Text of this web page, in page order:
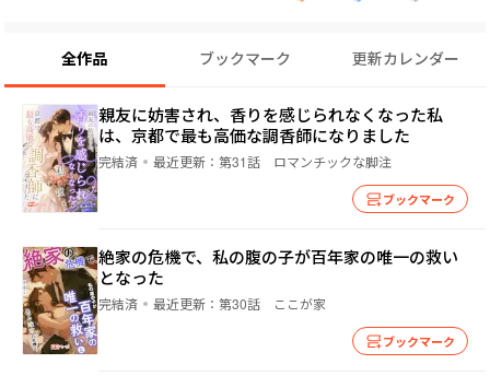
全作品 ブックマーク 更新カレンダー
親友に妨害され、香りを感じられなくなった私
は、京都で最も高価な調香師になりました
完結済 最近更新： 第31話 ロマンチックな脚注
ブックマーク
絶家の危機で、私の腹の子が百年家の唯一の救い
となった
完結済 最近更新： 第30話 ここが家
ブックマーク